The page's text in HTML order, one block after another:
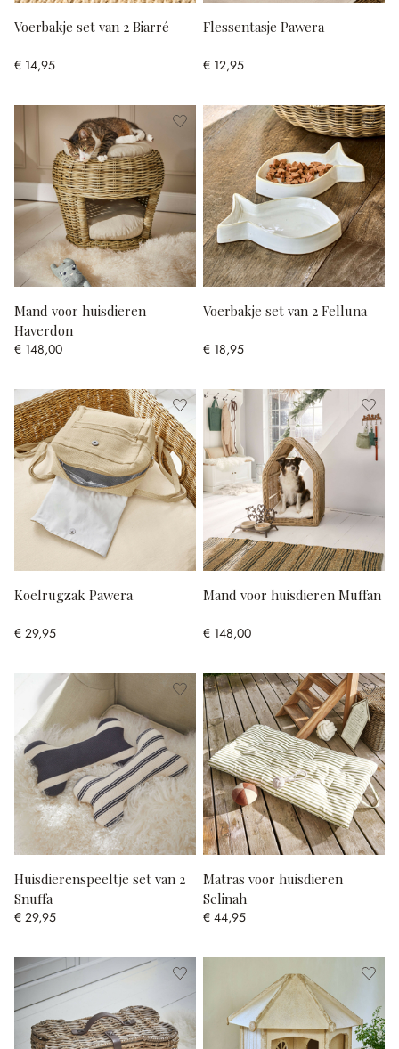
Voerbakje set van 2 Biarré
€ 14,95
Flessentasje Pawera
€ 12,95
Mand voor huisdieren
Haverdon
€ 148,00
Voerbakje set van 2 Felluna
€ 18,95
Koelrugzak Pawera
€ 29,95
Mand voor huisdieren Muffan
€ 148,00
Huisdierenspeeltje set van 2
Snuffa
€ 29,95
Matras voor huisdieren
Selinah
€ 44,95